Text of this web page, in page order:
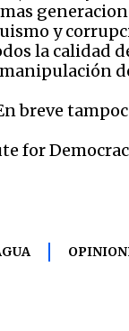
y
la calidad
breve
for